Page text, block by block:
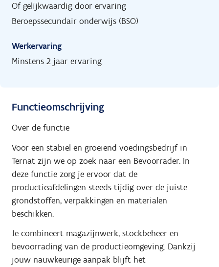
Of gelijkwaardig door ervaring
Beroepssecundair onderwijs (BSO)
Werkervaring
Minstens 2 jaar ervaring
Functieomschrijving
Over de functie
Voor een stabiel en groeiend voedingsbedrijf in
Ternat zijn we op zoek naar een Bevoorrader. In
deze functie zorg je ervoor dat de
productieafdelingen steeds tijdig over de juiste
grondstoffen, verpakkingen en materialen
beschikken.
Je combineert magazijnwerk, stockbeheer en
bevoorrading van de productieomgeving. Dankzij
jouw nauwkeurige aanpak blijft het